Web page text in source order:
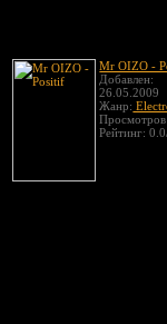
Mr OIZO -
Добавлен:
26.05.2009
Жанр:
Рейтинг: